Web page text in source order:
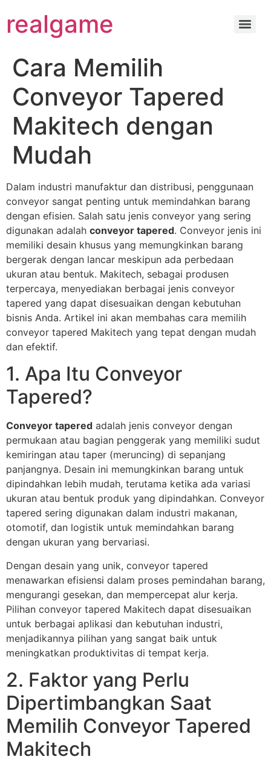
realgame
Cara Memilih
Conveyor Tapered
Makitech dengan
Mudah
Dalam industri manufaktur dan distribusi, penggunaan
conveyor sangat penting untuk memindahkan barang
dengan efisien. Salah satu jenis conveyor yang sering
digunakan adalah conveyor tapered. Conveyor jenis ini
memiliki desain khusus yang memungkinkan barang
bergerak dengan lancar meskipun ada perbedaan
ukuran atau bentuk. Makitech, sebagai produsen
terpercaya, menyediakan berbagai jenis conveyor
tapered yang dapat disesuaikan dengan kebutuhan
bisnis Anda. Artikel ini akan membahas cara memilih
conveyor tapered Makitech yang tepat dengan mudah
dan efektif.
1. Apa Itu Conveyor
Tapered?
Conveyor tapered adalah jenis conveyor dengan
permukaan atau bagian penggerak yang memiliki sudut
kemiringan atau taper (meruncing) di sepanjang
panjangnya. Desain ini memungkinkan barang untuk
dipindahkan lebih mudah, terutama ketika ada variasi
ukuran atau bentuk produk yang dipindahkan. Conveyor
tapered sering digunakan dalam industri makanan,
otomotif, dan logistik untuk memindahkan barang
dengan ukuran yang bervariasi.
Dengan desain yang unik, conveyor tapered
menawarkan efisiensi dalam proses pemindahan barang,
mengurangi gesekan, dan mempercepat alur kerja.
Pilihan conveyor tapered Makitech dapat disesuaikan
untuk berbagai aplikasi dan kebutuhan industri,
menjadikannya pilihan yang sangat baik untuk
meningkatkan produktivitas di tempat kerja.
2. Faktor yang Perlu
Dipertimbangkan Saat
Memilih Conveyor Tapered
Makitech